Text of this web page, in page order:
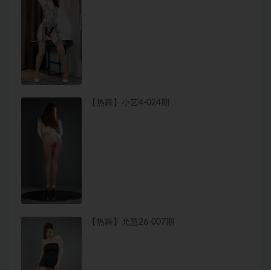
【热舞】小艺4-024期
【热舞】允慧26-007期